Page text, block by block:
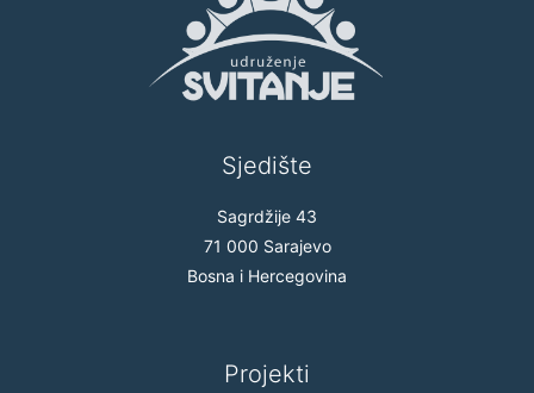
Sjedište
Sagrdžije 43
71 000 Sarajevo
Bosna i Hercegovina
Projekti